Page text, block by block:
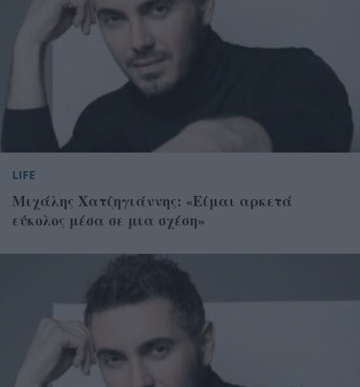
LIFE
Μιχάλης Χατζηγιάννης: «Είμαι αρκετά
εύκολος μέσα σε μια σχέση»